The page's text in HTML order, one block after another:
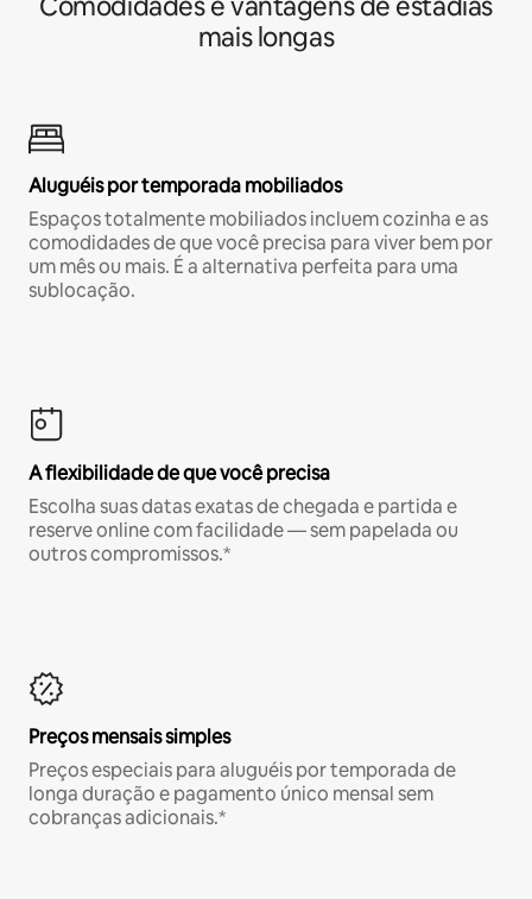
mais longas
Aluguéis por temporada mobiliados
Espaços totalmente mobiliados incluem cozinha e as
comodidades de que você precisa para viver bem por
um mês ou mais. É a alternativa perfeita para uma
sublocação.
A flexibilidade de que você precisa
Escolha suas datas exatas de chegada e partida e
reserve online com facilidade — sem papelada ou
outros compromissos.*
Preços mensais simples
Preços especiais para aluguéis por temporada de
longa duração e pagamento único mensal sem
cobranças adicionais.*